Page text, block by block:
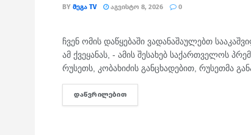
BY ᲛᲔᲒᲐ TV ᲐᲒᲕᲘᲡᲢᲝ 8, 2026 0
ᲛᲗᲐᲕᲐᲠᲘ
ჩვენ ომის დაწყებაში ვადანაშაულებთ
ამ ქვეყანას, - ამის შესახებ საქართველოს
რუსეთს, კობახიძის განცხადებით, რუსეთმა
ᲓᲐᲬᲕᲠᲘᲚᲔᲑᲘᲗ